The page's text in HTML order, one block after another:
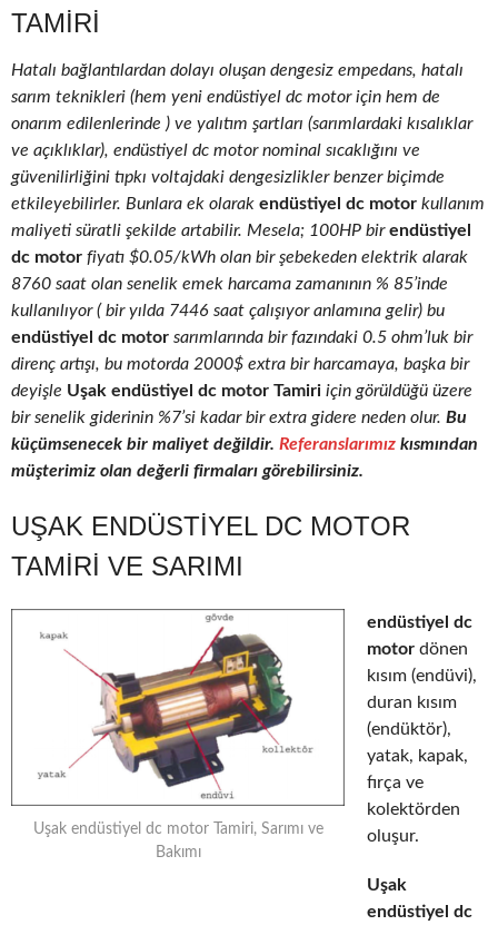
TAMIRI
Hatalı bağlantılardan dolayı oluşan dengesiz empedans, hatalı
sarım teknikleri (hem yeni endüstiyel dc motor için hem de
onarım edilenlerinde ) ve yalıtım şartları (sarımlardaki kısalıklar
ve açıklıklar), endüstiyel dc motor nominal sıcaklığını ve
güvenilirliğini tıpkı voltajdaki dengesizlikler benzer biçimde
etkileyebilirler. Bunlara ek olarak endüstiyel dc motor kullanım
maliyeti süratli şekilde artabilir. Mesela; 100HP birendüstiyel
dc motor fiyatı $0.05/kWh olan bir şebekeden elektrik alarak
8760 saat olan senelik emek harcama zamanının % 85’inde
kullanılıyor ( bir yılda 7446 saat çalışıyor anlamına gelir) bu
endüstiyel dc motor sarımlarında bir fazındaki 0.5 ohm’luk bir
direnç artışı, bu motorda 2000$ extra bir harcamaya, başka bir
deyişle Uşak endüstiyel dc motor Tamiri için görüldüğü üzere
bir senelik giderinin %7’si kadar bir extra gidere neden olur. Bu
küçümsenecek bir maliyet değildir. Referanslarımız kısmından
müşterimiz olan değerli firmaları görebilirsiniz.
UŞAK ENDÜSTIYEL DC MOTOR
TAMIRI VE SARIMI
Uşak endüstiyel dc motor Tamiri, Sarımı ve
Bakımı
endüstiyel dc
motor dönen
kısım (endüvi),
duran kısım
(endüktör),
yatak, kapak,
fırça ve
kolektörden
oluşur.
Uşak
endüstiyel dc